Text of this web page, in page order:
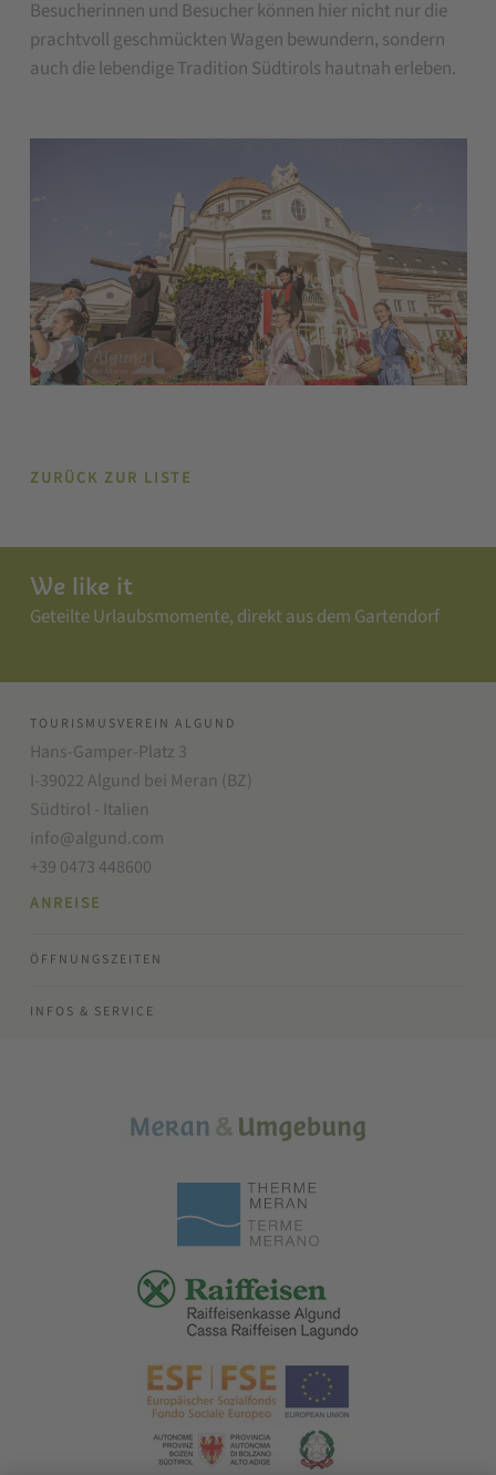
Besucherinnen und Besucher können hier nicht nur die
prachtvoll geschmückten Wagen bewundern, sondern
auch die lebendige Tradition Südtirols hautnah erleben.
ZURÜCK ZUR LISTE
We like it
Geteilte Urlaubsmomente, direkt aus dem Gartendorf
TOURISMUSVEREIN ALGUND
Hans-Gamper-Platz 3
I-39022 Algund bei Meran (BZ)
Südtirol - Italien
info@algund.com
+39 0473 448600
ANREISE
ÖFFNUNGSZEITEN
INFOS & SERVICE